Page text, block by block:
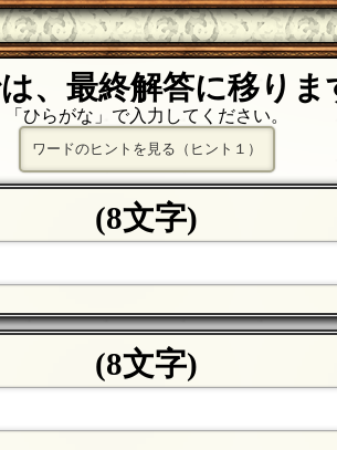
、最終解答に移りま
「ひらがな」で入力してください。
ワードのヒントを見る（ヒント１）
(8文字)
(8文字)